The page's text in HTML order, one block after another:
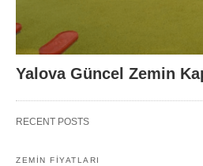
Yalova Güncel Zemin
RECENT POSTS
ZEMIN FIYATLARI